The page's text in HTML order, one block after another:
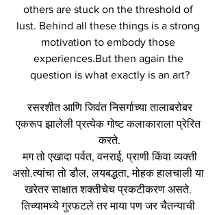
others are stuck on the threshold of
lust. Behind all these things is a strong
motivation to embody those
experiences.But then again the
question is what exactly is an art?
रसरशीत आणि जिवंत निसर्गाच्या तालाबरोबर
एकरूप झालेली प्रत्येक गोष्ट कलाकाराला प्रेरित
करते.
मग तो एखादा पर्वत, वनराई, प्राणी किंवा व्यक्ती
असो.त्यांचा तो डौल, लयबद्धता, मोहक हालचाली या
खरेतर साक्षात शक्तीचेच प्रकटीकरण असते.
तिच्यामध्ये गुरफटले तर माया पण जर चैतन्याची